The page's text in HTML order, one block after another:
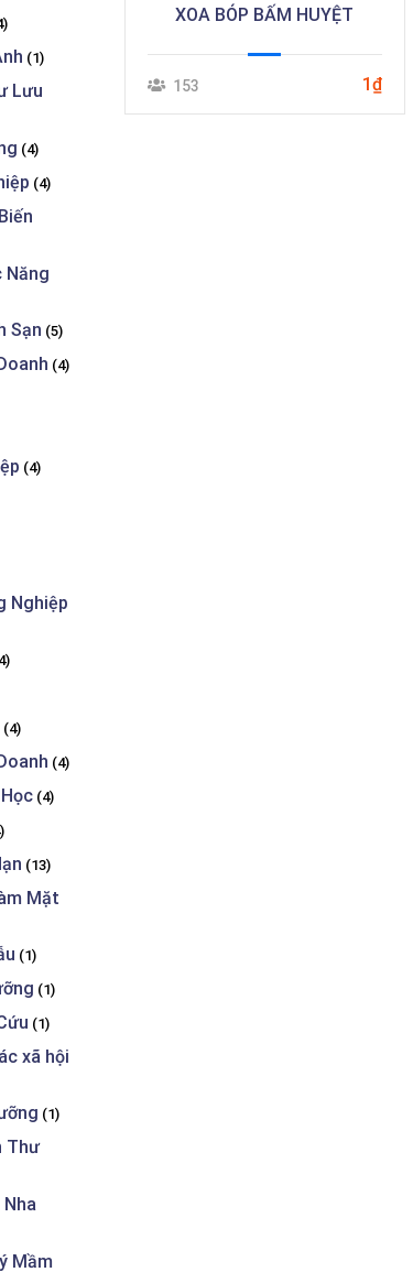
XOA BÓP BẤM HUYỆT
153 1₫
(1)
Lưu
(4)
(4)
Năng
Sạn (5)
(4)
(4)
Nghiệp
(4)
(4)
(4)
(13)
Mặt
(1)
(1)
(1)
xã hội
(1)
Thư
Nha
Mầm